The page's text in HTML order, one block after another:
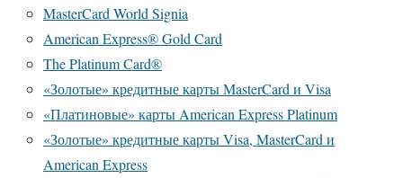
MasterCard World Signia
American Express® Gold Card
The Platinum Card®
«Золотые» кредитные карты MasterCard и Visa
«Платиновые» карты American Express Platinum
«Золотые» кредитные карты Visa, MasterCard и
American Express